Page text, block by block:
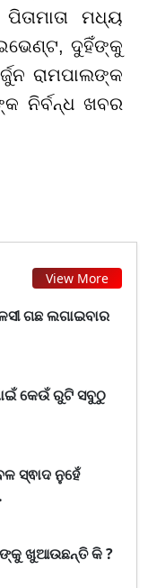
ମଧ୍ୟ
ଦୁହିଁଙ୍କୁ
ରାମପାଲଙ୍କ
ନିର୍ବନ୍ଧ ଖବର
View More
ଗଛ ଲଗାଇବାର
କେଉଁ ରୁଟି ସବୁଠୁ
ସ୍ଵାଦ ନୁହେଁ
ଖୁଆଉଛନ୍ତି କି ?